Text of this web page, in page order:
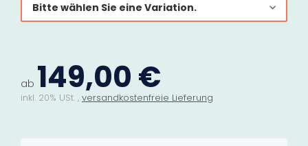
Bitte wählen Sie eine Variation.
ab 149,00 €
inkl. 20% USt. , versandkostenfreie Lieferung